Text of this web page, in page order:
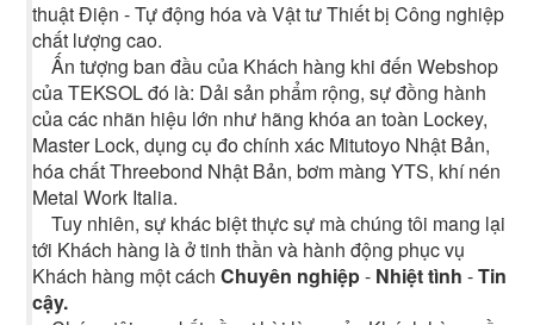
thuật Điện - Tự động hóa và Vật tư Thiết bị Công nghiệp
chất lượng cao.
Ấn tượng ban đầu của Khách hàng khi đến Webshop
của TEKSOL đó là: Dải sản phẩm rộng, sự đồng hành
của các nhãn hiệu lớn như hãng khóa an toàn Lockey,
Master Lock, dụng cụ đo chính xác Mitutoyo Nhật Bản,
hóa chất Threebond Nhật Bản, bơm màng YTS, khí nén
Metal Work Italia.
Tuy nhiên, sự khác biệt thực sự mà chúng tôi mang lại
tới Khách hàng là ở tinh thần và hành động phục vụ
Khách hàng một cáchChuyên nghiệp- Nhiệt tình -Tin
cậy.